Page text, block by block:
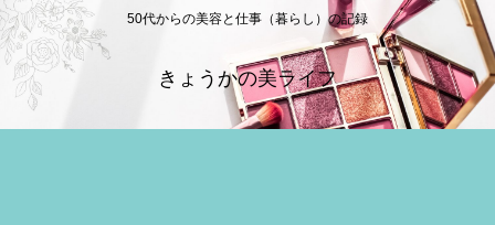
50代からの美容と仕事（暮らし）の記録
きょうかの美ライフ